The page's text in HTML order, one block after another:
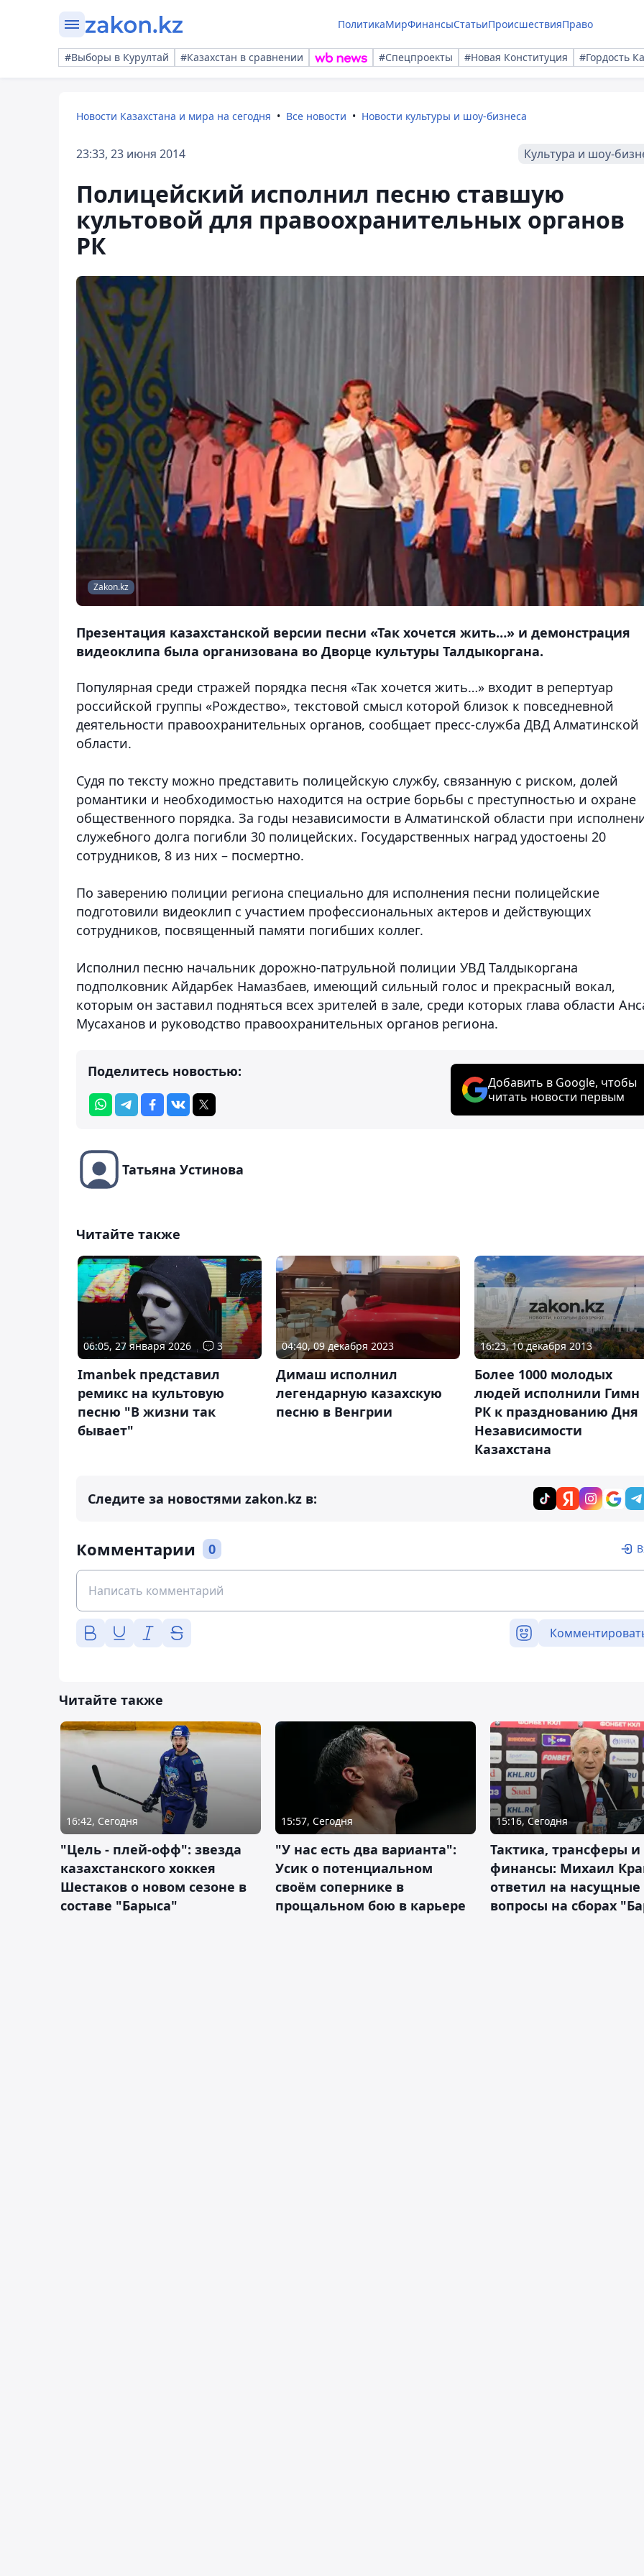
ПолитикаМирФинансыСтатьиПроисшествияПраво
#Выборы в Курултай #Казахстан в сравнении #Спецпроекты #Новая Конституция #Гордость
Новости Казахстана и мира на сегодня Все новости Новости культуры и шоу-бизнеса
23:33, 23 июня 2014 Культура и шоу-
Полицейский исполнил песню ставшую
культовой для правоохранительных органов
РК
Zakon.kz
Презентация казахстанской версии песни «Так хочется жить…» и демонстрация
видеоклипа была организована во Дворце культуры Талдыкоргана.
Популярная среди стражей порядка песня «Так хочется жить…» входит в репертуар
российской группы «Рождество», текстовой смысл которой близок к повседневной
деятельности правоохранительных органов, сообщает пресс-служба ДВД Алматинской
области.
Судя по тексту можно представить полицейскую службу, связанную с риском, долей
романтики и необходимостью находится на острие борьбы с преступностью и охране
общественного порядка. За годы независимости в Алматинской области при
служебного долга погибли 30 полицейских. Государственных наград удостоены 20
сотрудников, 8 из них – посмертно.
По заверению полиции региона специально для исполнения песни полицейские
подготовили видеоклип с участием профессиональных актеров и действующих
сотрудников, посвященный памяти погибших коллег.
Исполнил песню начальник дорожно-патрульной полиции УВД Талдыкоргана
подполковник Айдарбек Намазбаев, имеющий сильный голос и прекрасный вокал,
которым он заставил подняться всех зрителей в зале, среди которых глава области
Мусаханов и руководство правоохранительных органов региона.
Поделитесь новостью:
Добавить в Google, чтобы
читать новости первым
Татьяна Устинова
Читайте также
06:05, 27 января 2026 3
Imanbek представил
ремикс на культовую
песню "В жизни так
бывает"
04:40, 09 декабря 2023
Димаш исполнил
легендарную казахскую
песню в Венгрии
16:23, 10 декабря 2013
Более 1000 молодых
людей исполнили Гимн
РК к празднованию Дня
Независимости
Казахстана
Следите за новостями zakon.kz в:
Комментарии 0
Читайте также
16:42, Сегодня
"Цель - плей-офф": звезда
казахстанского хоккея
Шестаков о новом сезоне в
составе "Барыса"
15:57, Сегодня
"У нас есть два варианта":
Усик о потенциальном
своём сопернике в
прощальном бою в карьере
15:16, Сегодня
Тактика, трансферы и
финансы: Михаил
ответил на насущные
вопросы на сборах